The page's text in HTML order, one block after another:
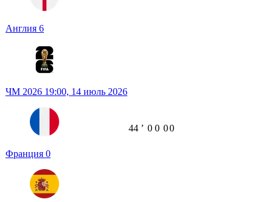
Англия 6
ЧМ 2026 19:00, 14 июль 2026
Франция 0
44 ʼ 0 0 00